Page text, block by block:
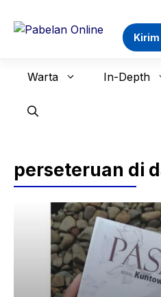
Kirim
Warta In-Depth
perseteruan di